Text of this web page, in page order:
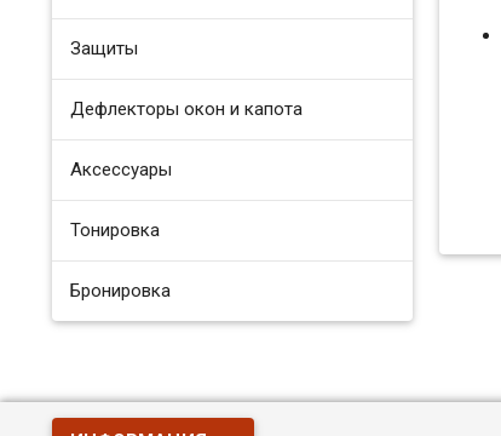
Защиты
Дефлекторы окон и капота
Аксессуары
Тонировка
Бронировка